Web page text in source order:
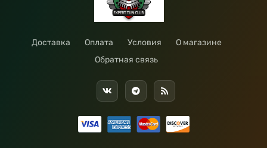
Доставка Оплата Условия
О магазине
Обратная связь